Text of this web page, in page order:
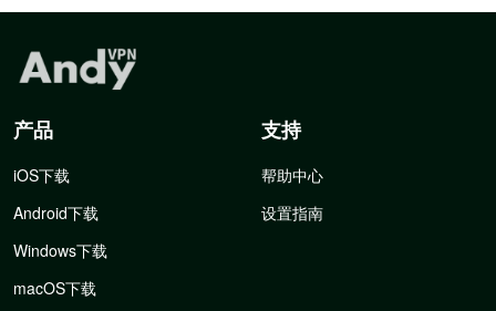
产品
iOS下载
Android下载
Windows下载
macOS下载
支持
帮助中心
设置指南